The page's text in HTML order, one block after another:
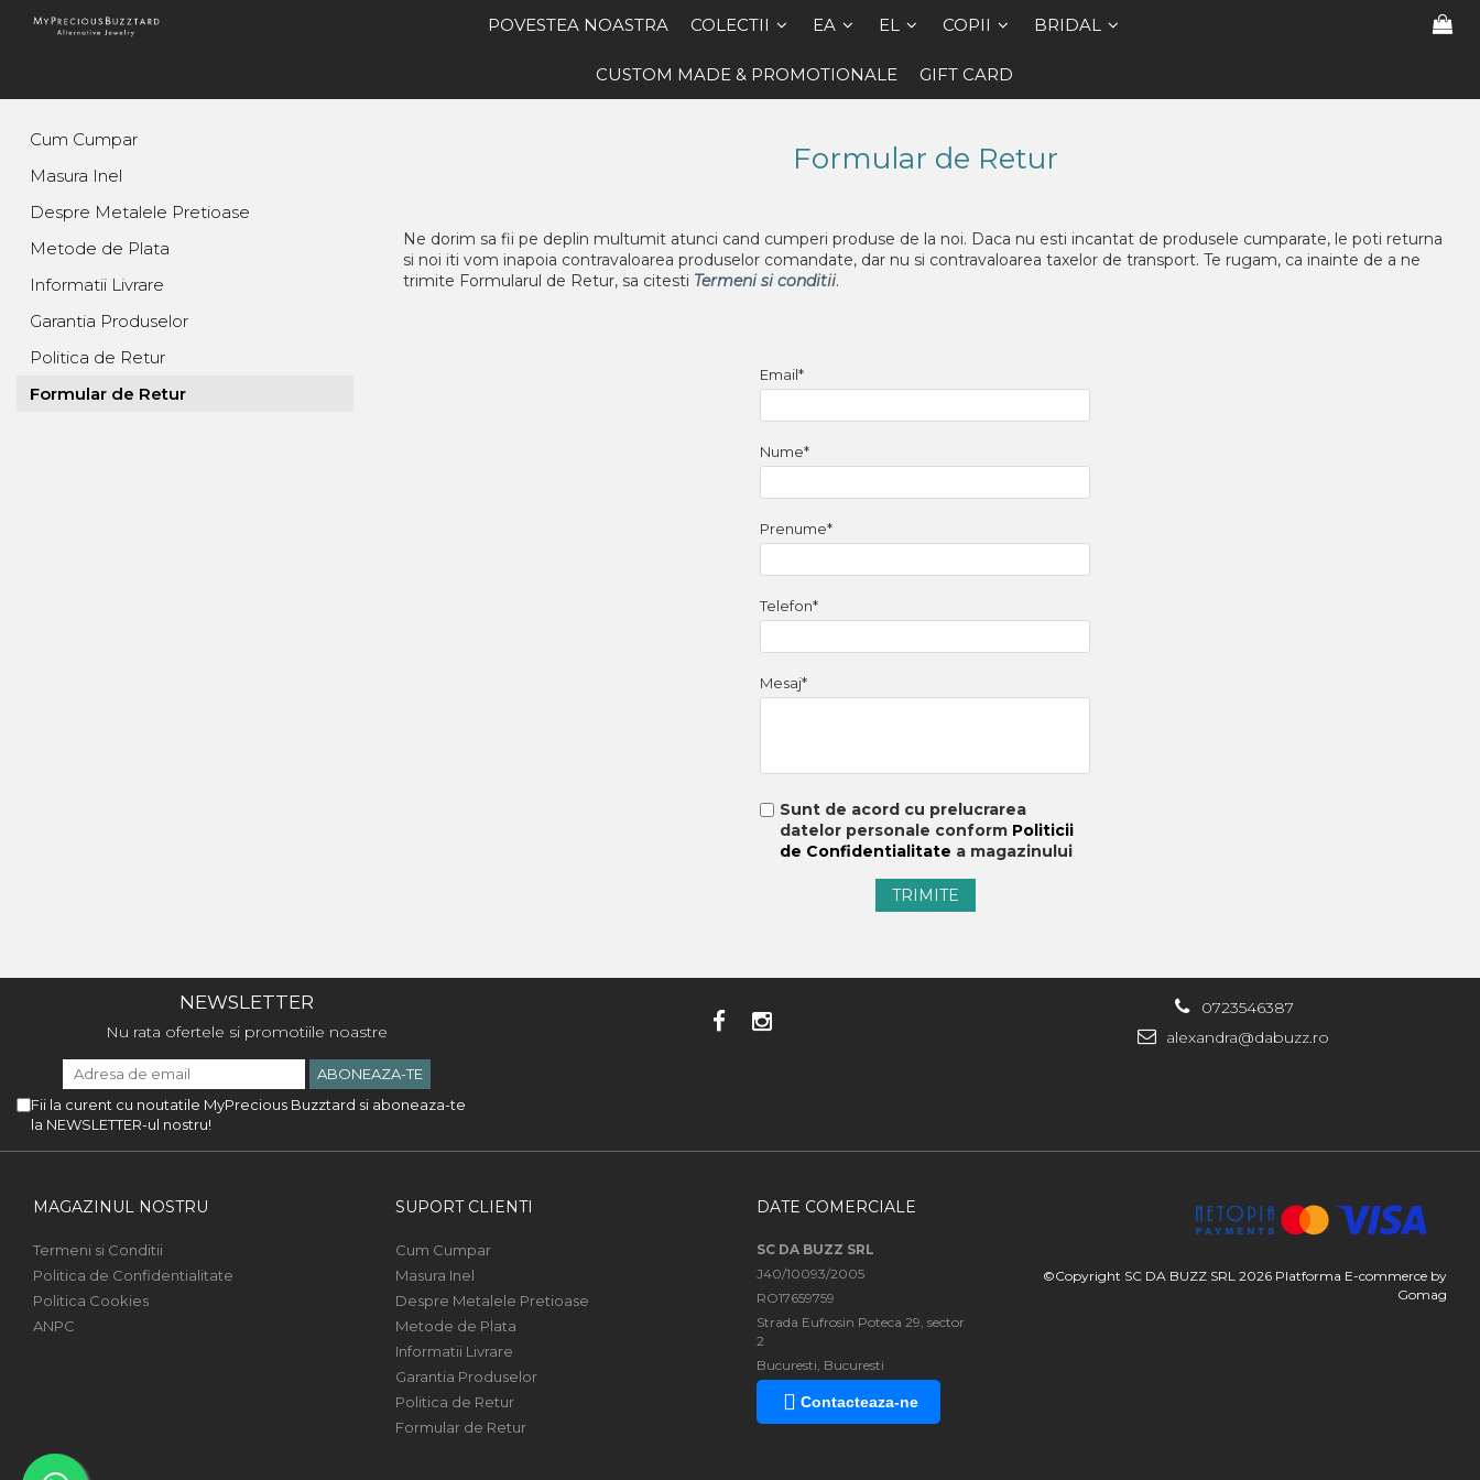
Fire Din Poveste
Family (Oh, Boys&girls!)
Loove
Basics
ZumZet
Coliere
Inele
Inele
Pin
Inele
Brose
POVESTEA NOASTRA COLECTII EA EL COPII BRIDAL
CUSTOM MADE & PROMOTIONALE GIFT CARD
Formular de Retur
Ne dorim sa fii pe deplin multumit atunci cand cumperi produse de la noi. Daca nu esti incantat de produsele cumparate, le poti returna
si noi iti vom inapoia contravaloarea produselor comandate, dar nu si contravaloarea taxelor de transport. Te rugam, ca inainte de a ne
trimite Formularul de Retur, sa citesti Termeni si conditii.
Email*
Nume*
Prenume*
Telefon*
Mesaj*
Sunt de acord cu prelucrarea
datelor personale conform Politicii
de Confidentialitate a magazinului
TRIMITE
Cum Cumpar
Masura Inel
Despre Metalele Pretioase
Metode de Plata
Informatii Livrare
Garantia Produselor
Politica de Retur
Formular de Retur
NEWSLETTER
Nu rata ofertele si promotiile noastre
Fii la curent cu noutatile MyPrecious Buzztard si aboneaza-te
la NEWSLETTER-ul nostru!
0723546387
alexandra@dabuzz.ro
MAGAZINUL NOSTRU
Termeni si Conditii
Politica de Confidentialitate
Politica Cookies
ANPC
SUPORT CLIENTI
Cum Cumpar
Masura Inel
Despre Metalele Pretioase
Metode de Plata
Informatii Livrare
Garantia Produselor
Politica de Retur
Formular de Retur
DATE COMERCIALE
SC DA BUZZ SRL
J40/10093/2005
RO17659759
Strada Eufrosin Poteca 29, sector
2
Bucuresti, Bucuresti
Contacteaza-ne
©Copyright SC DA BUZZ SRL 2026 Platforma E-commerce by
Gomag